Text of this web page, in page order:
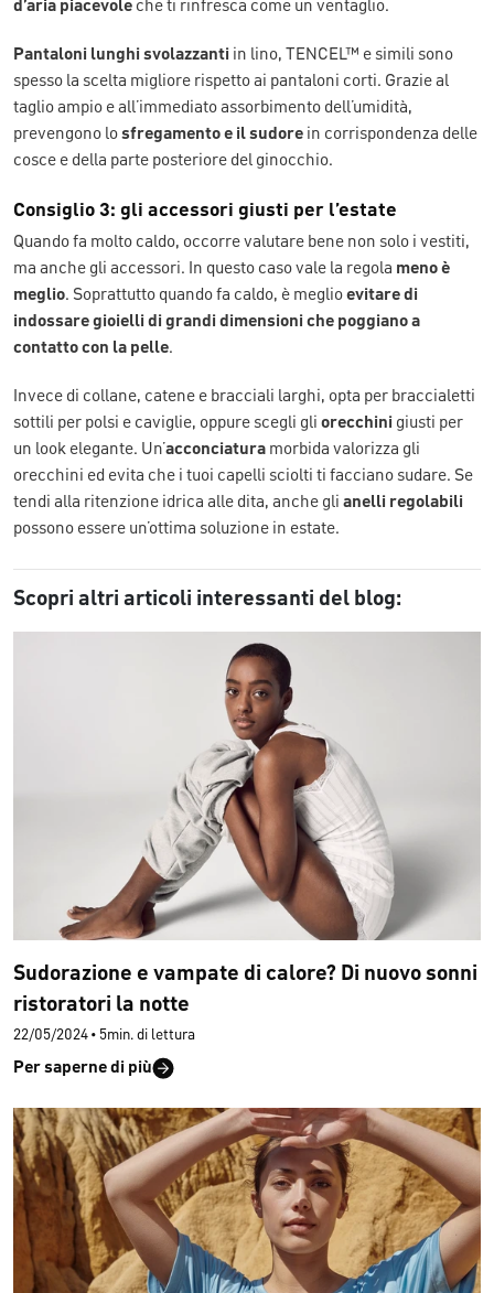
d’aria piacevole che ti rinfresca come un ventaglio.
Pantaloni lunghi svolazzanti in lino, TENCEL™ e simili sono
spesso la scelta migliore rispetto ai pantaloni corti. Grazie al
taglio ampio e all’immediato assorbimento dell’umidità,
prevengono losfregamento e il sudore in corrispondenza delle
cosce e della parte posteriore del ginocchio.
Consiglio 3: gli accessori giusti per l’estate
Quando fa molto caldo, occorre valutare bene non solo i vestiti,
ma anche gli accessori. In questo caso vale la regola meno è
meglio. Soprattutto quando fa caldo, è meglioevitare di
indossare gioielli di grandi dimensioni che poggiano a
contatto con la pelle.
Invece di collane, catene e bracciali larghi, opta per braccialetti
sottili per polsi e caviglie, oppure scegli gli orecchini giusti per
un look elegante. Un’acconciatura morbida valorizza gli
orecchini ed evita che i tuoi capelli sciolti ti facciano sudare. Se
tendi alla ritenzione idrica alle dita, anche gli anelli regolabili
possono essere un’ottima soluzione in estate.
Scopri altri articoli interessanti del blog:
Sudorazione e vampate di calore? Di nuovo sonni
ristoratori la notte
22/05/2024 • 5min. di lettura
Per saperne di più